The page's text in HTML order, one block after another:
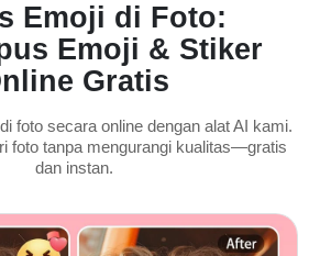
Emoji di Foto:
Emoji & Stiker
Gratis
foto secara online dengan alat AI kami.
foto tanpa mengurangi kualitas—gratis
dan instan.